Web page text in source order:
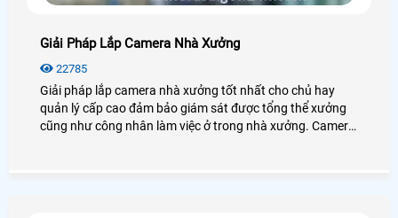
Giải Pháp Lắp Camera Nhà Xưởng
22785
Giải pháp lắp camera nhà xưởng tốt nhất cho chủ hay
quản lý cấp cao đảm bảo giám sát được tổng thể xưởng
cũng như công nhân làm việc ở trong nhà xưởng. Camera